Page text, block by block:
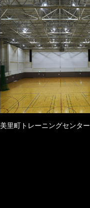
美里町トレーニングセンター